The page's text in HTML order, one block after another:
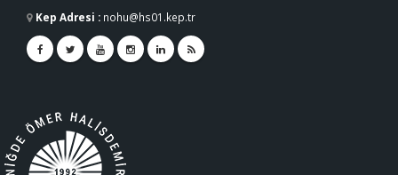
Kep Adresi : nohu@hs01.kep.tr